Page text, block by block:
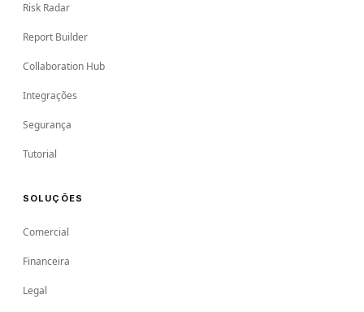
Risk Radar
Report Builder
Collaboration Hub
Integrações
Segurança
Tutorial
SOLUÇÕES
Comercial
Financeira
Legal